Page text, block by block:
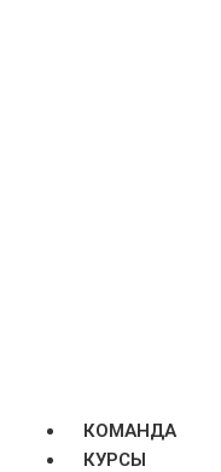
КОМАНДА
КУРСЫ